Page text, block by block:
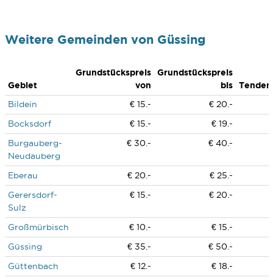
Weitere Gemeinden von Güssing
Gebiet
Grundstückspreis
von
Grundstückspreis
bis
Bildein
€ 15.-
€ 20.-
Bocksdorf
€ 15.-
€ 19.-
Burgauberg-
Neudauberg
€ 30.- € 40.-
Eberau € 20.-
€ 25.-
Gerersdorf-
Sulz
€ 15.- € 20.-
Großmürbisch € 10.-
€ 15.-
Güssing
€ 35.-
€ 50.-
Güttenbach
€ 12.-
€ 18.-